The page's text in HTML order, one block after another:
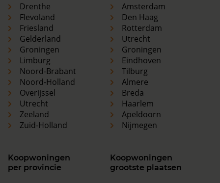
Drenthe
Flevoland
Friesland
Gelderland
Groningen
Limburg
Noord-Brabant
Noord-Holland
Overijssel
Utrecht
Zeeland
Zuid-Holland
Amsterdam
Den Haag
Rotterdam
Utrecht
Groningen
Eindhoven
Tilburg
Almere
Breda
Haarlem
Apeldoorn
Nijmegen
Koopwoningen
per provincie
Koopwoningen
grootste plaatsen